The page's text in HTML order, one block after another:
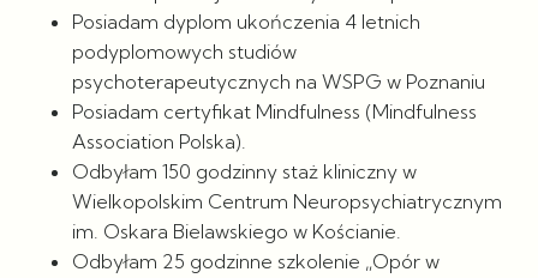
Posiadam dyplom ukończenia 4 letnich
podyplomowych studiów
psychoterapeutycznych na WSPG w Poznaniu
Posiadam certyfikat Mindfulness (Mindfulness
Association Polska).
Odbyłam 150 godzinny staż kliniczny w
Wielkopolskim Centrum Neuropsychiatrycznym
im. Oskara Bielawskiego w Kościanie.
Odbyłam 25 godzinne szkolenie „Opór w